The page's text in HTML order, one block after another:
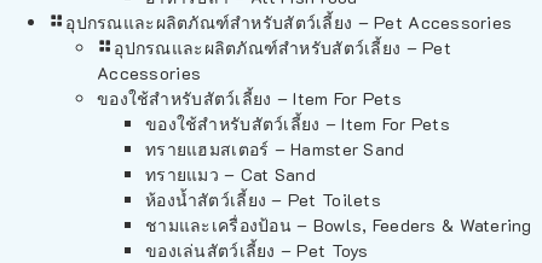
อุปกรณและผลิตภัณฑ์สำหรับสัตว์เลี้ยง – Pet Accessories
อุปกรณและผลิตภัณฑ์สำหรับสัตว์เลี้ยง – Pet
Accessories
ของใช้สำหรับสัตว์เลี้ยง – Item For Pets
ของใช้สำหรับสัตว์เลี้ยง – Item For Pets
ทรายแฮมสเตอร์ – Hamster Sand
ทรายแมว – Cat Sand
ห้องน้ำสัตว์เลี้ยง – Pet Toilets
ชามและเครื่องป้อน – Bowls, Feeders & Watering
ของเล่นสัตว์เลี้ยง – Pet Toys